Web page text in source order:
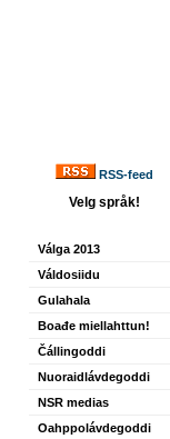
RSS-feed
Velg språk!
Válga 2013
Váldosiidu
Gulahala
Boađe miellahttun!
Čállingoddi
Nuoraidlávdegoddi
NSR medias
Oahppolávdegoddi